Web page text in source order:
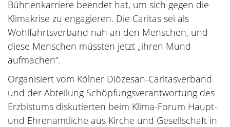
Bühnenkarriere beendet hat, um sich gegen die
Klimakrise zu engagieren. Die Caritas sei als
Wohlfahrtsverband nah an den Menschen, und
diese Menschen müssten jetzt „ihren Mund
aufmachen“.
Organisiert vom Kölner Diözesan-Caritasverband
und der Abteilung Schöpfungsverantwortung des
Erzbistums diskutierten beim Klima-Forum Haupt-
und Ehrenamtliche aus Kirche und Gesellschaft in